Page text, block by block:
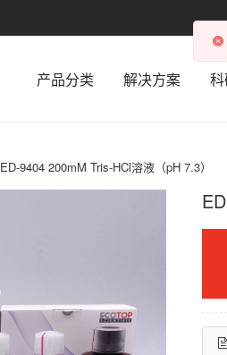
产品分类 解决方案
ED-9404 200mM Tris-HCl溶液（pH 7.3）